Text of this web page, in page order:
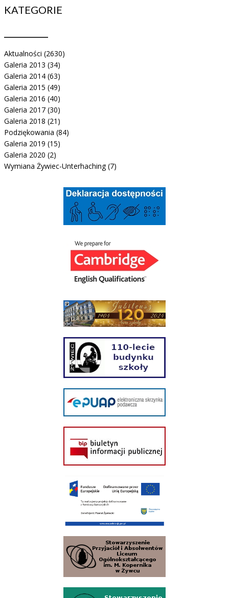
KATEGORIE
Aktualności (2630)
Galeria 2013 (34)
Galeria 2014 (63)
Galeria 2015 (49)
Galeria 2016 (40)
Galeria 2017 (30)
Galeria 2018 (21)
Podziękowania (84)
Galeria 2019 (15)
Galeria 2020 (2)
Wymiana Żywiec-Unterhaching(7)